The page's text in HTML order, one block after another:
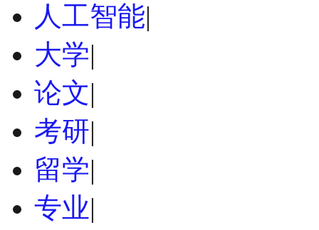
人工智能|
大学|
论文|
考研|
留学|
专业|